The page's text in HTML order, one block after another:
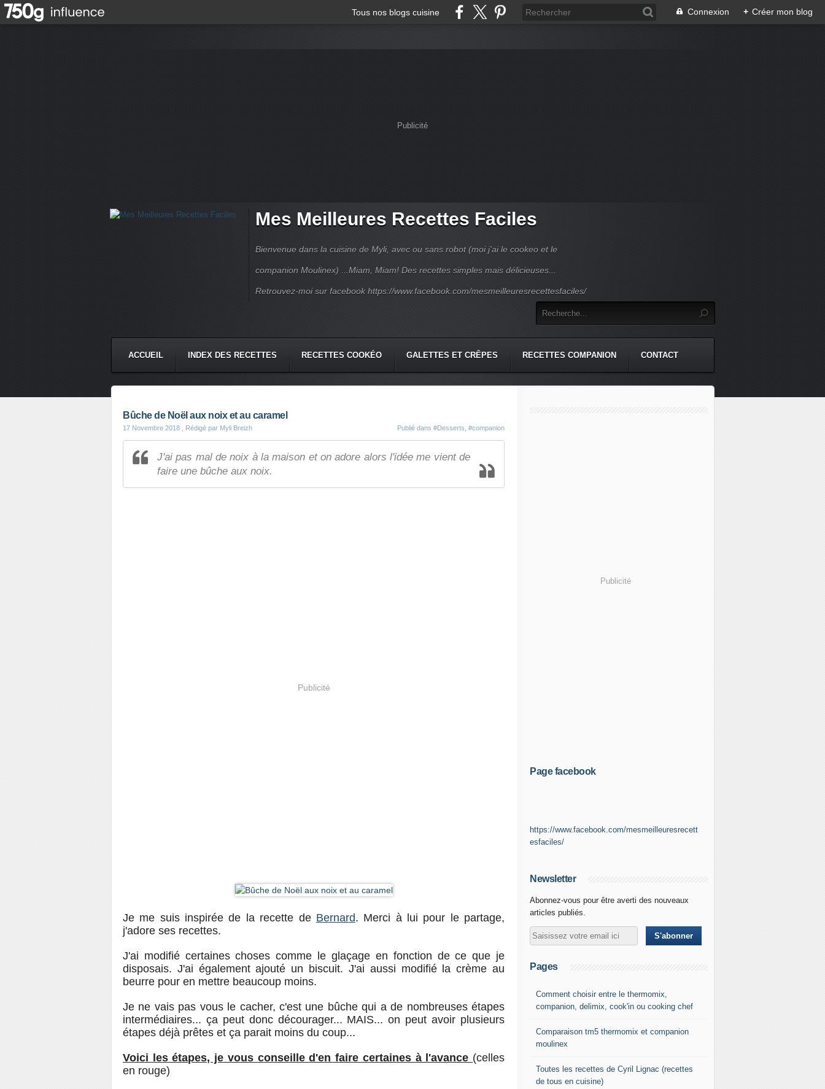
Tous nos blogs cuisine Connexion + Créer mon blog
Publicité
Mes Meilleures Recettes Faciles
Bienvenue dans la cuisine de Myli, avec ou sans robot (moi j'ai le cookeo et le
companion Moulinex) ...Miam, Miam! Des recettes simples mais délicieuses...
Retrouvez-moi sur facebook https://www.facebook.com/mesmeilleuresrecettesfaciles/
ACCUEIL INDEX DES RECETTES RECETTES COOKÉO GALETTES ET CRÊPES RECETTES COMPANION CONTACT
Bûche de Noël aux noix et au caramel
17 Novembre 2018 , Rédigé par Myli Breizh Publié dans #Desserts #companion
J'ai pas mal de noix à la maison et on adore alors l'idée me vient de
faire une bûche aux noix.
Publicité
Je me suis inspirée de la recette de Bernard. Merci à lui pour le partage,
j'adore ses recettes.
J'ai modifié certaines choses comme le glaçage en fonction de ce que je
disposais. J'ai également ajouté un biscuit. J'ai aussi modifié la crème au
beurre pour en mettre beaucoup moins.
Je ne vais pas vous le cacher, c'est une bûche qui a de nombreuses étapes
intermédiaires... ça peut donc décourager... MAIS... on peut avoir plusieurs
étapes déjà prêtes et ça parait moins du coup...
Voici les étapes, je vous conseille d'en faire certaines à l'avance (celles
en rouge)
Publicité
Page facebook
https://www.facebook.com/mesmeilleuresrecett
esfaciles/
Newsletter
Abonnez-vous pour être averti des nouveaux
articles publiés.
Pages
Comment choisir entre le thermomix,
companion, delimix, cook'in ou cooking chef
Comparaison tm5 thermomix et companion
moulinex
Toutes les recettes de Cyril Lignac (recettes
de tous en cuisine)